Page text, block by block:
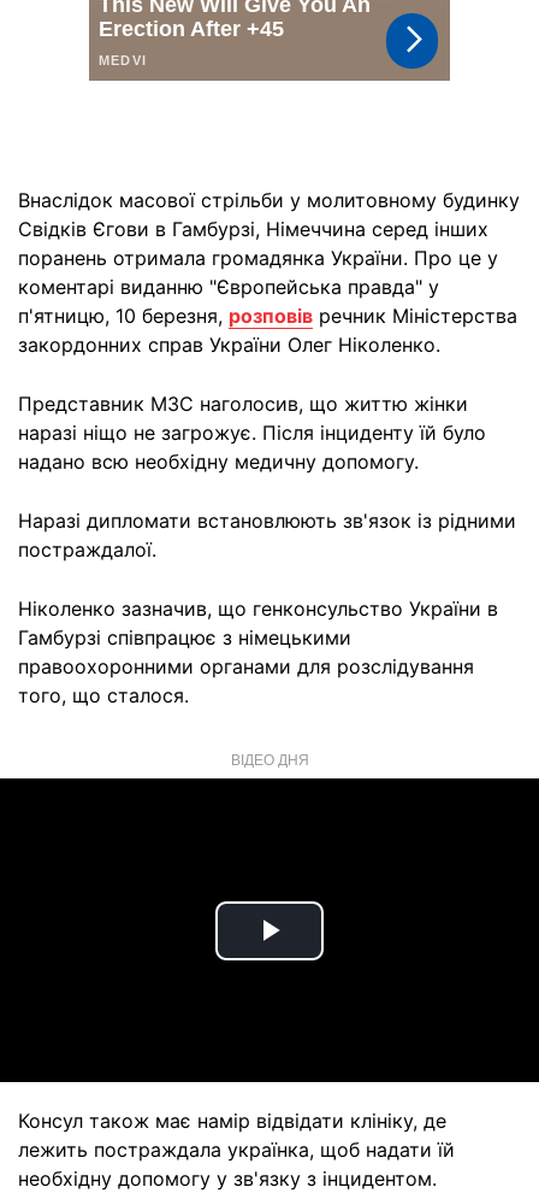
Внаслідок масової стрільби у молитовному будинку
Свідків Єгови в Гамбурзі, Німеччина серед інших
поранень отримала громадянка України. Про це у
коментарі виданню "Європейська правда" у
п'ятницю, 10 березня, розповів речник Міністерства
закордонних справ України Олег Ніколенко.
Представник МЗС наголосив, що життю жінки
наразі ніщо не загрожує. Після інциденту їй було
надано всю необхідну медичну допомогу.
Наразі дипломати встановлюють зв'язок із рідними
постраждалої.
Ніколенко зазначив, що генконсульство України в
Гамбурзі співпрацює з німецькими
правоохоронними органами для розслідування
того, що сталося.
ВІДЕО ДНЯ
Play
Консул також має намір відвідати клініку, де
лежить постраждала українка, щоб надати їй
необхідну допомогу у зв'язку з інцидентом.